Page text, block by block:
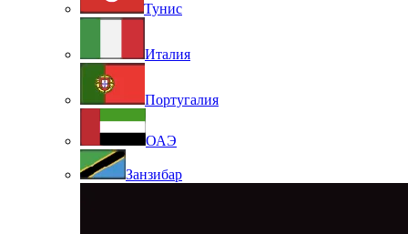
Тунис
Италия
Португалия
ОАЭ
Занзибар